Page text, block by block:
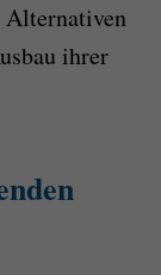
Alternativen
ihrer